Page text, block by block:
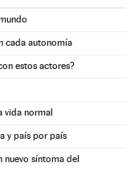
cada autonomía
estos actores?
vida normal
y país por país
nuevo síntoma del